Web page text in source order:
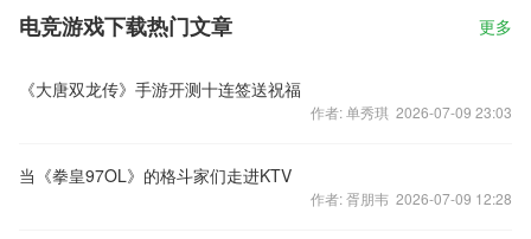
电竞游戏下载热门文章 更多
《大唐双龙传》手游开测十连签送祝福
作者: 单秀琪 2026-07-09 23:03
当《拳皇97OL》的格斗家们走进KTV
作者: 胥朋韦 2026-07-09 12:28